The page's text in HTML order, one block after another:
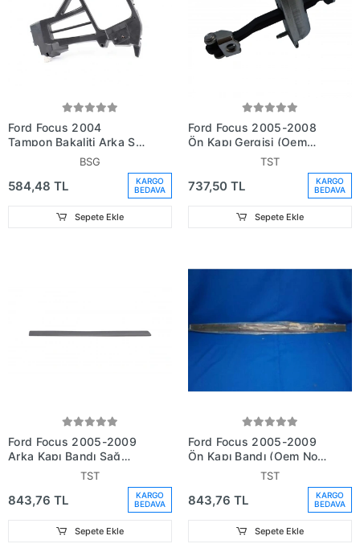
Ford Focus 2004
Tampon Bakaliti Arka Sol
5 Kapı Hatcback (Oem
BSG
584,48 TL
KARGO
BEDAVA
Sepete Ekle
Ford Focus 2005-2008
Ön Kapı Gergisi (Oem
No: 3M51R23500Aj)
TST
737,50 TL
KARGO
BEDAVA
Sepete Ekle
Ford Focus 2005-2009
Arka Kapı Bandı Sağ
TST
843,76 TL
KARGO
BEDAVA
Sepete Ekle
Ford Focus 2005-2009
Ön Kapı Bandı (Oem No:
3M51R20938Ad)
TST
843,76 TL
KARGO
BEDAVA
Sepete Ekle